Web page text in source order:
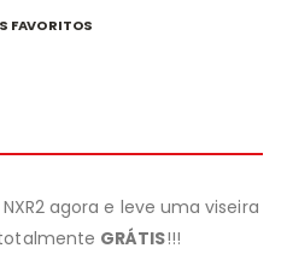
FAVORITOS
agora e leve uma viseira
GRÁTIS!!!